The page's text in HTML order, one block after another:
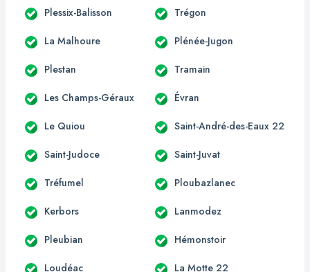
Plessix-Balisson Trégon
La Malhoure Plénée-Jugon
Plestan Tramain
Les Champs-Géraux Évran
Le Quiou Saint-André-des-Eaux 22
Saint-Judoce Saint-Juvat
Tréfumel Ploubazlanec
Kerbors Lanmodez
Pleubian Hémonstoir
Loudéac La Motte 22